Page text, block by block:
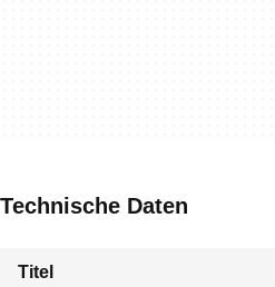
Technische Daten
Titel